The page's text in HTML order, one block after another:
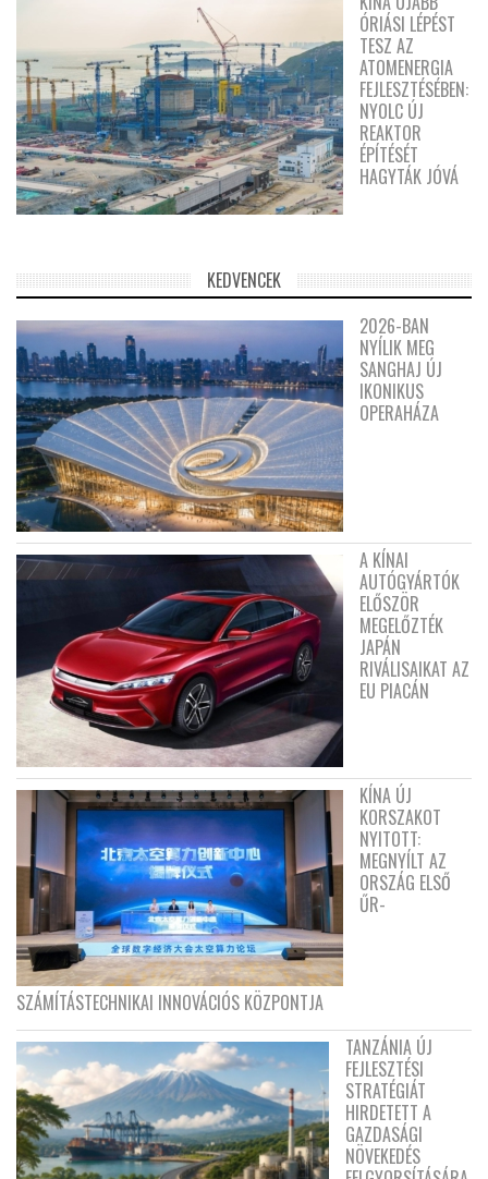
ÓRIÁSI LÉPÉST
TESZ AZ
ATOMENERGIA
FEJLESZTÉSÉBEN:
NYOLC ÚJ
REAKTOR
ÉPÍTÉSÉT
HAGYTÁK JÓVÁ
KEDVENCEK
2026-BAN
NYÍLIK MEG
SANGHAJ ÚJ
IKONIKUS
OPERAHÁZA
A KÍNAI
AUTÓGYÁRTÓK
ELŐSZÖR
MEGELŐZTÉK
JAPÁN
RIVÁLISAIKAT AZ
EU PIACÁN
KÍNA ÚJ
KORSZAKOT
NYITOTT:
MEGNYÍLT AZ
ORSZÁG ELSŐ
ŰR-
SZÁMÍTÁSTECHNIKAI INNOVÁCIÓS KÖZPONTJA
TANZÁNIA ÚJ
FEJLESZTÉSI
STRATÉGIÁT
HIRDETETT A
GAZDASÁGI
NÖVEKEDÉS